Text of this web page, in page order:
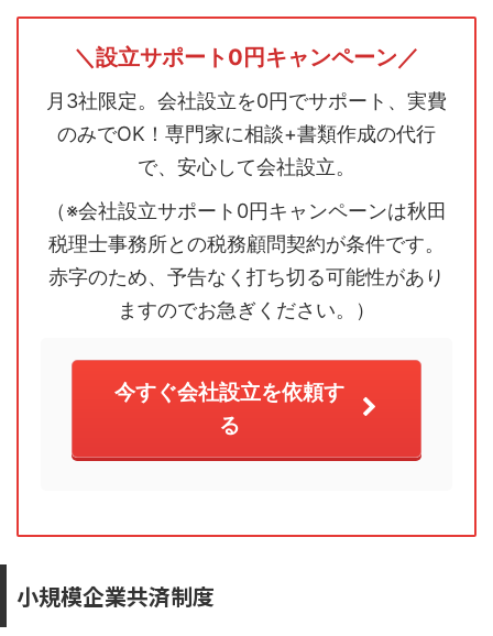
＼設立サポート0円キャンペーン／
月3社限定。会社設立を0円でサポート、実費
のみでOK！専門家に相談+書類作成の代行
で、安心して会社設立。
（※会社設立サポート0円キャンペーンは秋田
税理士事務所との税務顧問契約が条件です。
赤字のため、予告なく打ち切る可能性があり
ますのでお急ぎください。）
今すぐ会社設立を依頼す
る
小規模企業共済制度